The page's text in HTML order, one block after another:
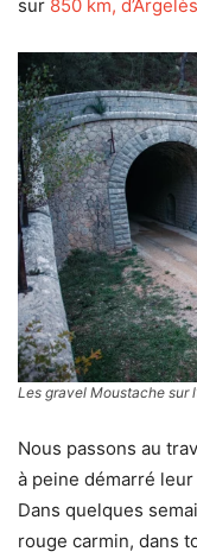
sur 850 km,
Les gravel Moustache sur
Nous passons au
à peine démarré
Dans quelques
rouge carmin, dans